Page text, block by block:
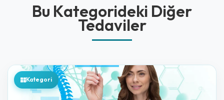
Bu Kategorideki Diğer
Tedaviler
Kategori